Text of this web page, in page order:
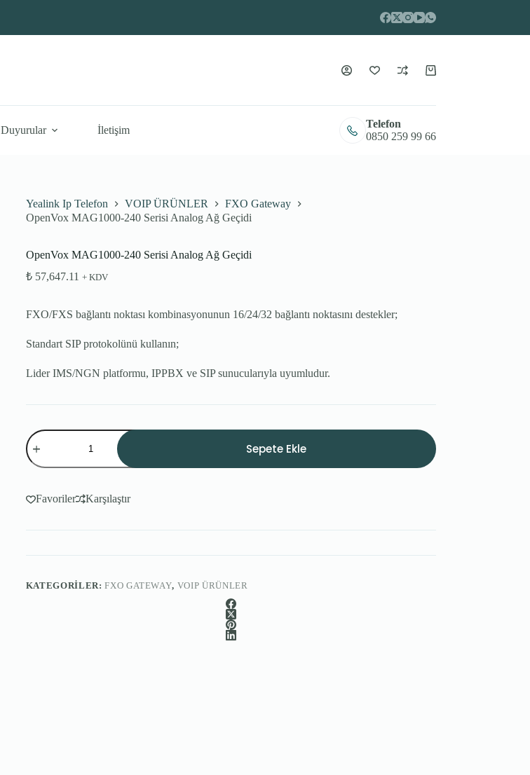
Shopping
Duyurular İletişim
Telefon
0850 259 99 66
Yealink Ip Telefon VOIP ÜRÜNLER
FXO Gateway
OpenVox MAG1000-240 Serisi Analog Ağ Geçidi
OpenVox MAG1000-240 Serisi Analog Ağ Geçidi
₺57,647.11 + KDV
FXO/FXS bağlantı noktası kombinasyonunun 16/24/32 bağlantı noktasını destekler;
Standart SIP protokolünü kullanın;
Lider IMS/NGN platformu, IPPBX ve SIP sunucularıyla uyumludur.
OpenVox
MAG1000-
240
Serisi
Ağ
Geçidi
Sepete Ekle
Favoriler Karşılaştır
KATEGORILER:FXO GATEWAY, VOIP ÜRÜNLER